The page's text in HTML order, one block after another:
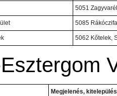
5051
5085
5062 Kőtelek,
Megjelenés,